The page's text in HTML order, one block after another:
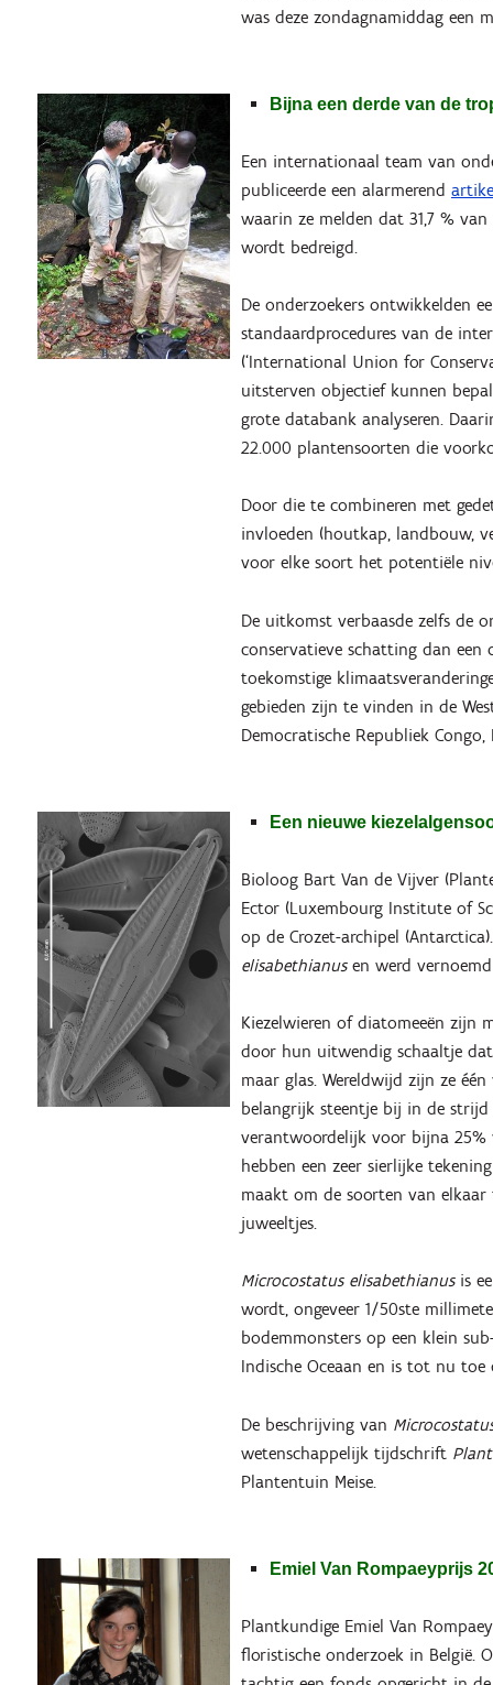
was deze zondagnamiddag een
Bijna een derde van de
Een internationaal team van
publiceerde een alarmerend
waarin ze melden dat 31,7 %
wordt bedreigd.
De onderzoekers ontwikkelden
standaardprocedures van de
(‘International Union for
uitsterven objectief kunnen
grote databank analyseren.
22.000 plantensoorten die
Door die te combineren met
invloeden (houtkap, landbouw,
voor elke soort het potentiële
De uitkomst verbaasde zelfs de
conservatieve schatting dan
toekomstige
gebieden zijn te vinden in de
Democratische Republiek
Een nieuwe
Bioloog Bart Van de Vijver
Ector (Luxembourg Institute of
op de Crozet-archipel (Antarctica)
elisabethianusen werd
Kiezelwieren of diatomeeën zijn
door hun uitwendig schaaltje
maar glas. Wereldwijd zijn ze
belangrijk steentje bij in de
verantwoordelijk voor bijna 25%
hebben een zeer sierlijke
maakt om de soorten van
juweeltjes.
Microcostatus elisabethianusis
wordt, ongeveer 1/50ste
bodemmonsters op een klein
Indische Oceaan en is tot nu
De beschrijving van
wetenschappelijk tijdschrift
Plantentuin Meise.
Emiel Van Rompaeyprijs
Plantkundige Emiel Van
floristische onderzoek in België.